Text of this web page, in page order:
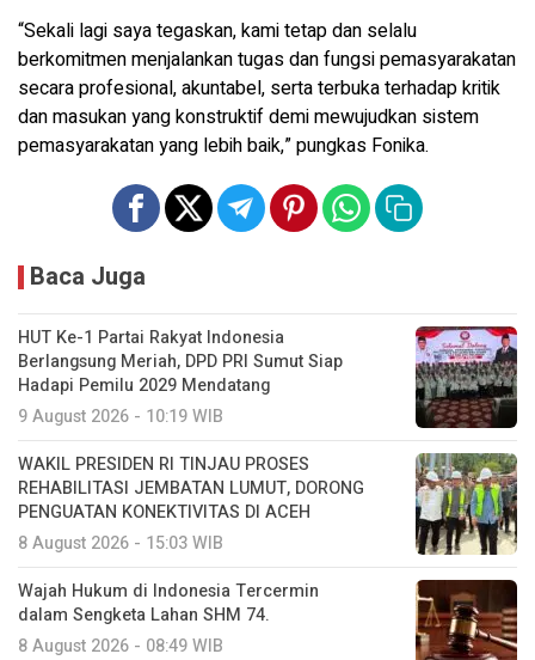
“Sekali lagi saya tegaskan, kami tetap dan selalu
berkomitmen menjalankan tugas dan fungsi pemasyarakatan
secara profesional, akuntabel, serta terbuka terhadap kritik
dan masukan yang konstruktif demi mewujudkan sistem
pemasyarakatan yang lebih baik,” pungkas Fonika.
Baca Juga
HUT Ke-1 Partai Rakyat Indonesia
Berlangsung Meriah, DPD PRI Sumut Siap
Hadapi Pemilu 2029 Mendatang
9 August 2026 - 10:19 WIB
WAKIL PRESIDEN RI TINJAU PROSES
REHABILITASI JEMBATAN LUMUT, DORONG
PENGUATAN KONEKTIVITAS DI ACEH
8 August 2026 - 15:03 WIB
Wajah Hukum di Indonesia Tercermin
dalam Sengketa Lahan SHM 74.
8 August 2026 - 08:49 WIB